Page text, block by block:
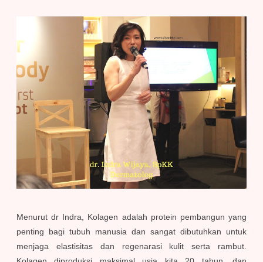
Menurut dr Indra, Kolagen adalah protein pembangun yang
penting bagi tubuh manusia dan sangat dibutuhkan untuk
menjaga elastisitas dan regenarasi kulit serta rambut.